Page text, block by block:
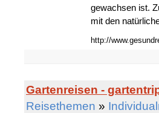
gewachsen ist.
mit den
http://
Gartenreisen -
Reisethemen »